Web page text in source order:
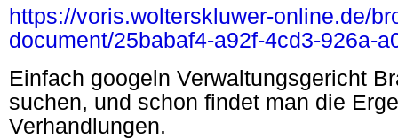
https://voris.wolterskluwer-online.de/
document/25babaf4-a92f-4cd3-926a-
Einfach googeln Verwaltungsgericht
suchen, und schon findet man die
Verhandlungen.